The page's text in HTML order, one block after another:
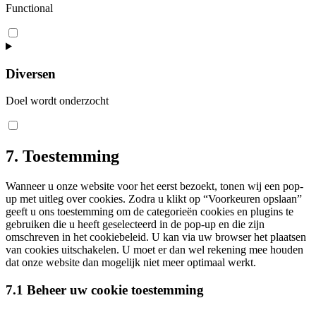
Functional
Consent
to
complianz
Diversen
Doel wordt onderzocht
Consent
service
diversen
7. Toestemming
Wanneer u onze website voor het eerst bezoekt, tonen wij een pop-
up met uitleg over cookies. Zodra u klikt op “Voorkeuren opslaan”
geeft u ons toestemming om de categorieën cookies en plugins te
gebruiken die u heeft geselecteerd in de pop-up en die zijn
omschreven in het cookiebeleid. U kan via uw browser het plaatsen
van cookies uitschakelen. U moet er dan wel rekening mee houden
dat onze website dan mogelijk niet meer optimaal werkt.
7.1 Beheer uw cookie toestemming